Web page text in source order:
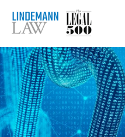
contenu